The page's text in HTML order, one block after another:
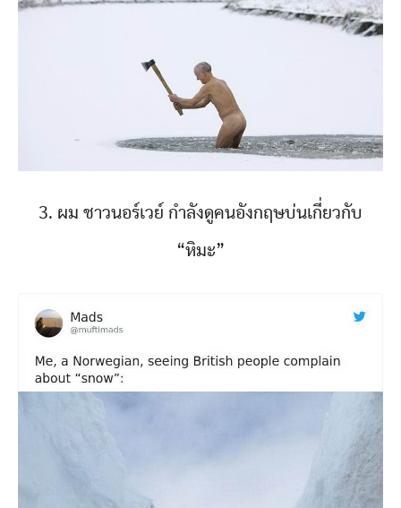
3. ผม ชาวนอร์เวย์ กำลังดูคนอังกฤษบ่นเกี่ยวกับ
“หิมะ”